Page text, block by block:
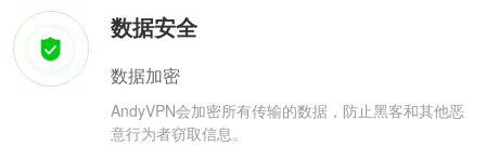
数据安全
数据加密
AndyVPN会加密所有传输的数据，防止黑客和其他恶
意行为者窃取信息。